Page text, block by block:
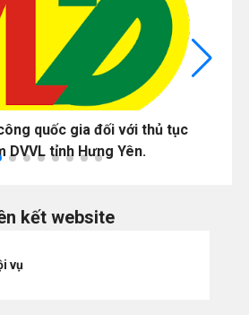
quốc gia đối với thủ tục
DVVL tỉnh Hưng Yên.
kết website
vụ